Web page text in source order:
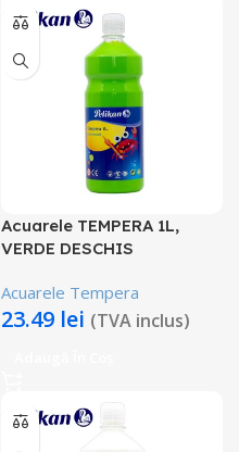
Acuarele TEMPERA 1L,
VERDE DESCHIS
Acuarele Tempera
23.49 lei (TVA inclus)